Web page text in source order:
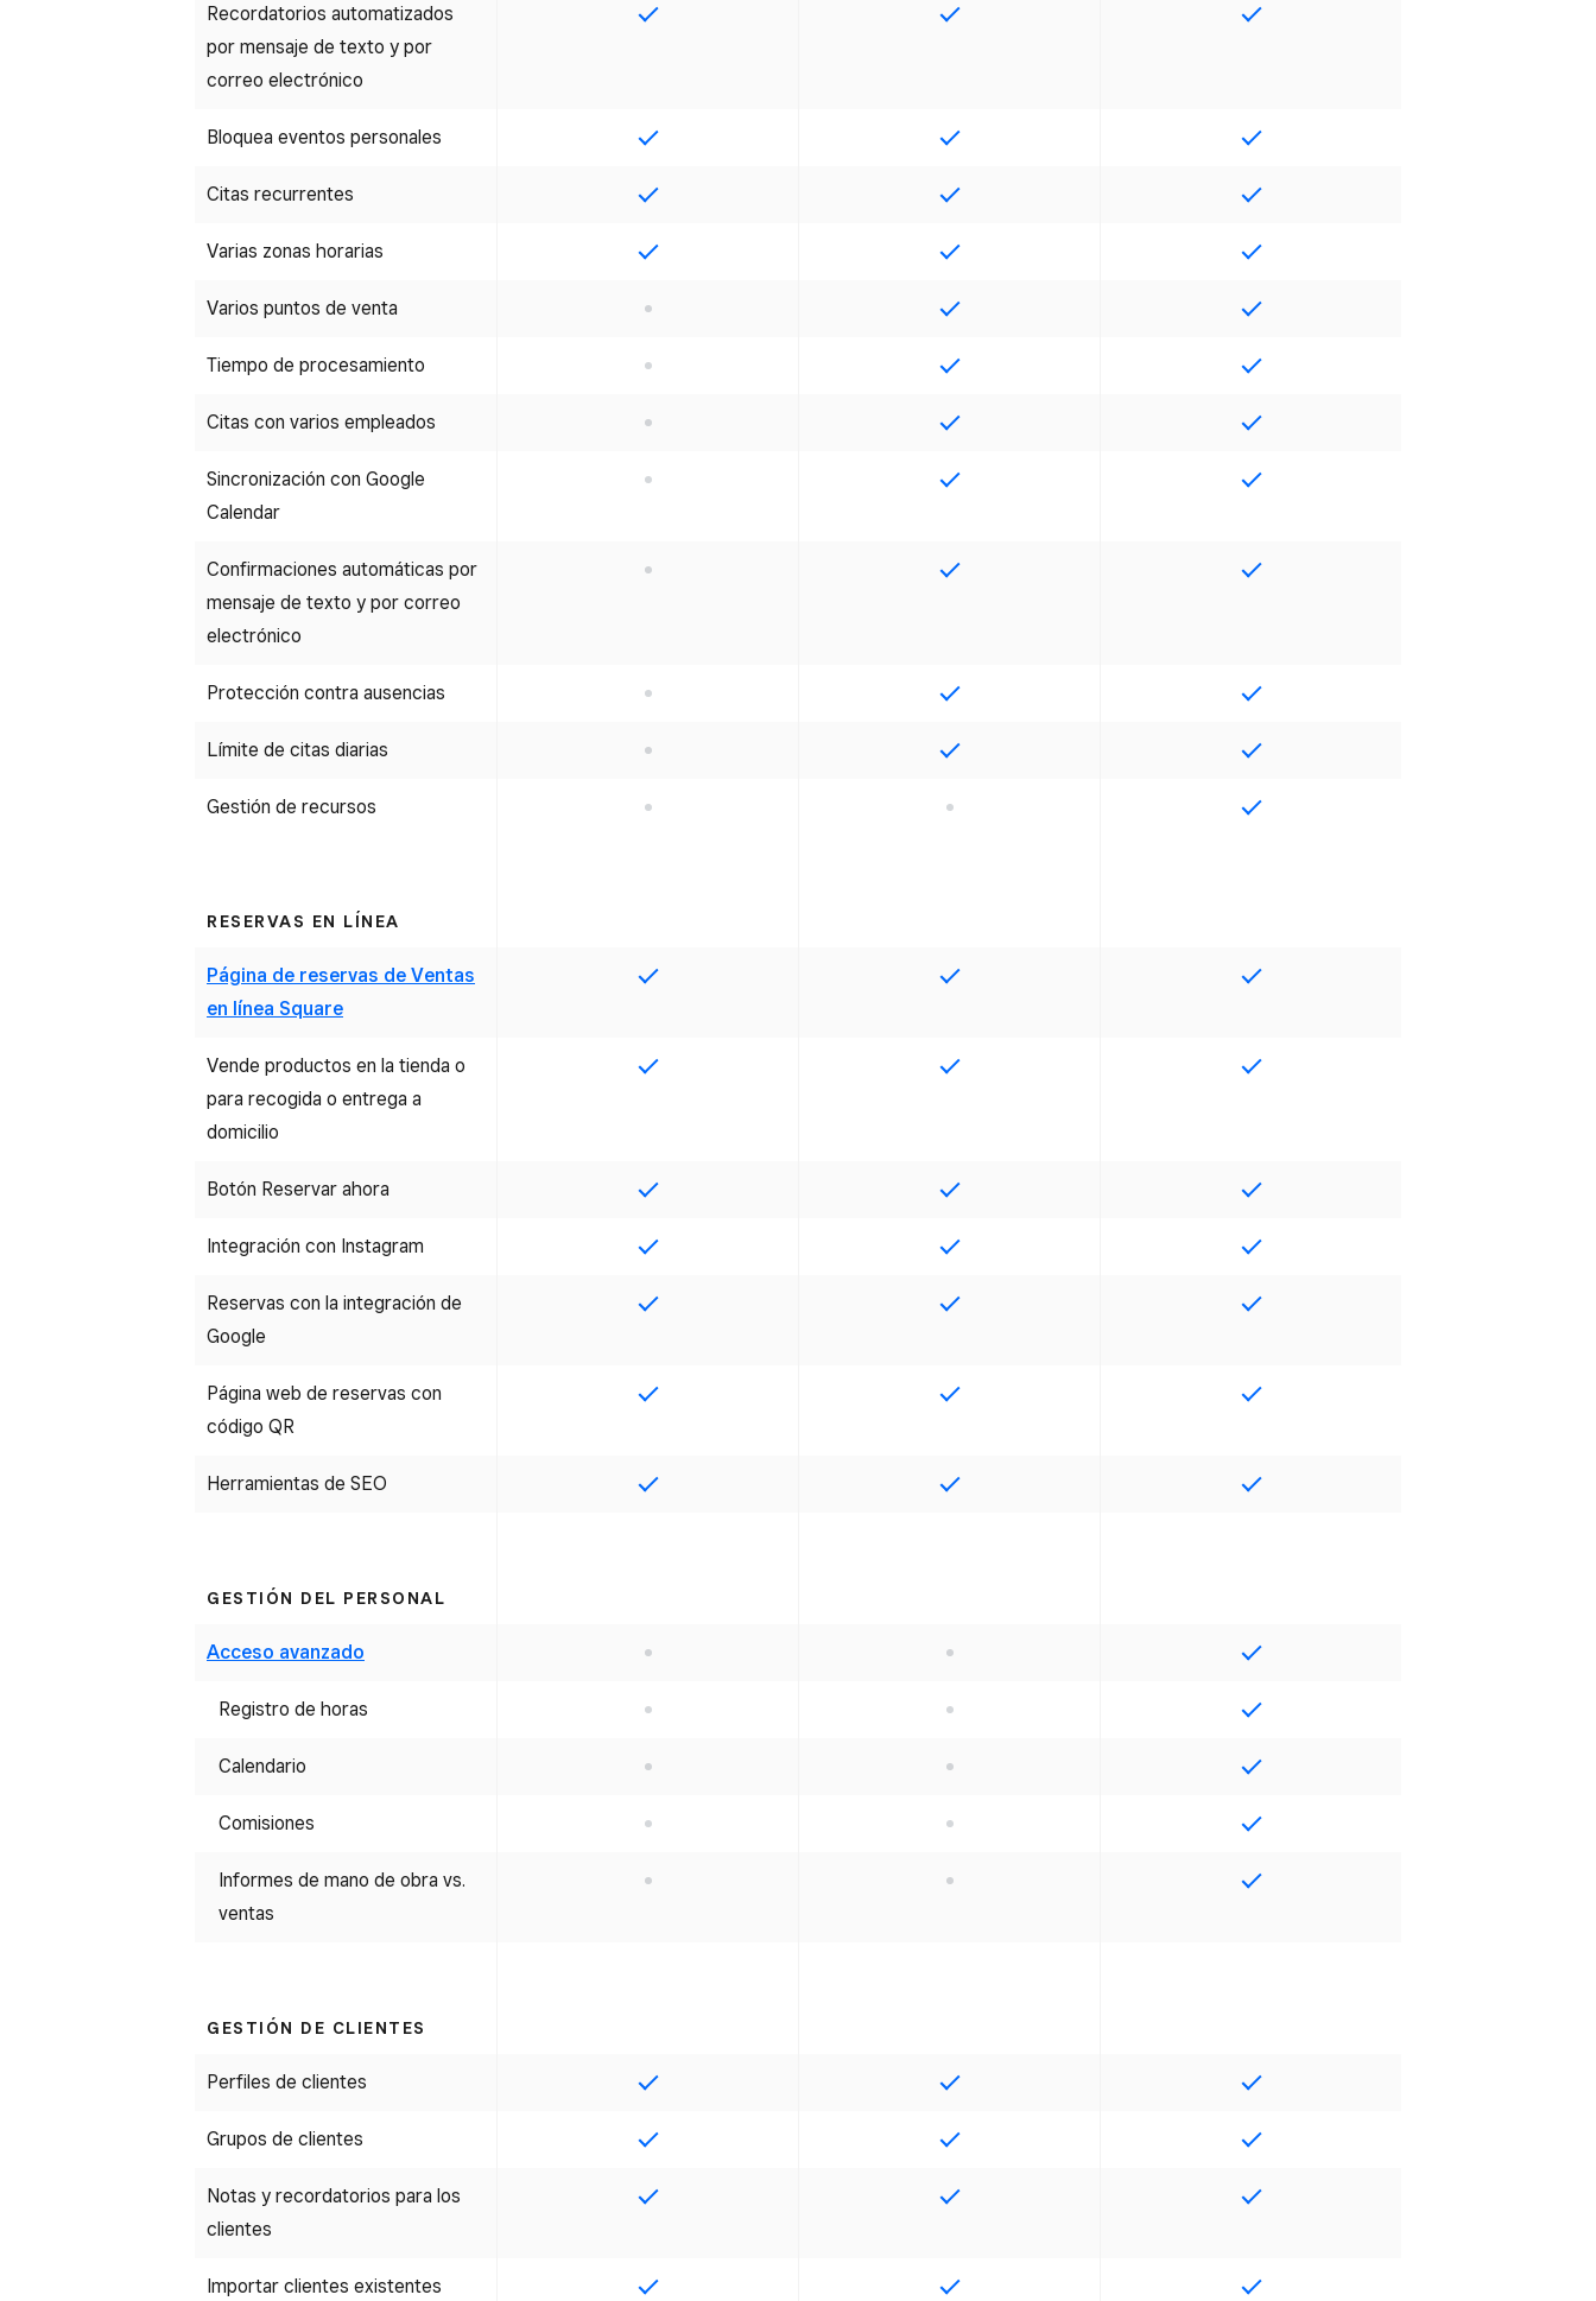
Recordatorios automatizados
por mensaje de texto y por
correo electrónico
Bloquea eventos personales
Citas recurrentes
Varias zonas horarias
Varios puntos de venta
Tiempo de procesamiento
Citas con varios empleados
Sincronización con Google
Calendar
Confirmaciones automáticas por
mensaje de texto y por correo
electrónico
Protección contra ausencias
Límite de citas diarias
Gestión de recursos
RESERVAS EN LÍNEA
Página de reservas de Ventas
en línea Square
Vende productos en la tienda o
para recogida o entrega a
domicilio
Botón Reservar ahora
Integración con Instagram
Reservas con la integración de
Google
Página web de reservas con
código QR
Herramientas de SEO
GESTIÓN DEL PERSONAL
Acceso avanzado
Registro de horas
Calendario
Comisiones
Informes de mano de obra vs.
ventas
GESTIÓN DE CLIENTES
Perfiles de clientes
Grupos de clientes
Notas y recordatorios para los
clientes
Importar clientes existentes